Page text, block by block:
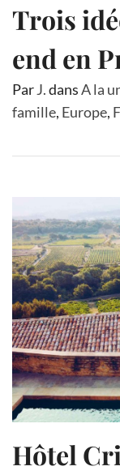
Trois
end en
ParJ.dansA la
famille, Europe,
Hôtel